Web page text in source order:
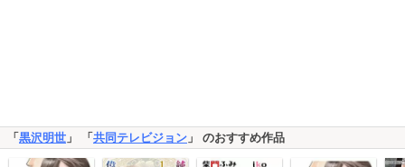
「黒沢明世 」 「共同テレビジョン 」 のおすすめ作品